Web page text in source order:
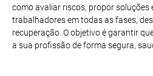
como avaliar riscos, propor soluções
trabalhadores em todas as fases,
recuperação. O objetivo é garantir
a sua profissão de forma segura,